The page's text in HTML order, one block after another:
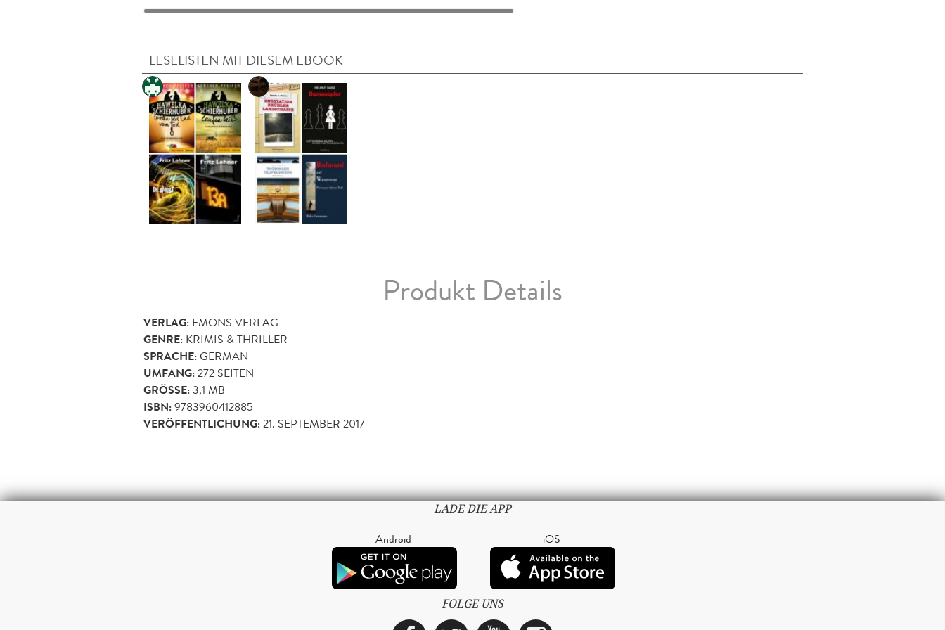
LESELISTEN MIT DIESEM EBOOK
Produkt Details
VERLAG: EMONS VERLAG
GENRE: KRIMIS & THRILLER
SPRACHE:GERMAN
UMFANG:272 SEITEN
GRÖSSE: 3,1 MB
ISBN:9783960412885
VERÖFFENTLICHUNG:21. SEPTEMBER 2017
LADE DIE APP
Android iOS
FOLGE UNS